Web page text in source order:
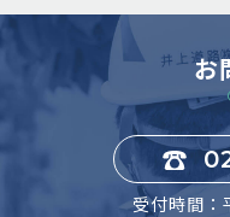
お
受付時間